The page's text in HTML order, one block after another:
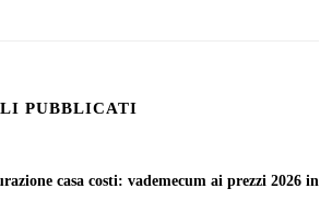
PUBBLICATI
casa costi: vademecum ai prezzi 2026 in